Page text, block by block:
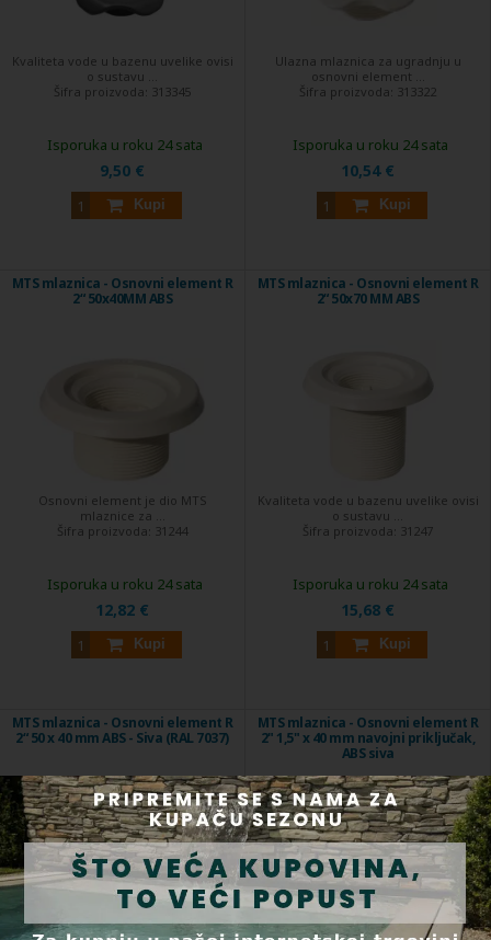
Kvaliteta vode u bazenu uvelike ovisi
o sustavu ...
Šifra proizvoda: 313345
9,50 €
Kupi
Isporuka u roku 24 sata
Ulazna mlaznica za ugradnju u
osnovni element ...
Šifra proizvoda: 313322
10,54 €
Kupi
Isporuka u roku 24 sata
MTS mlaznica - Osnovni element R
2“ 50x40MM ABS
Osnovni element je dio MTS
mlaznice za ...
Šifra proizvoda: 31244
12,82 €
Kupi
Isporuka u roku 24 sata
MTS mlaznica - Osnovni element R
2“ 50x70 MM ABS
Kvaliteta vode u bazenu uvelike ovisi
o sustavu ...
Šifra proizvoda: 31247
15,68 €
Kupi
Isporuka u roku 24 sata
MTS mlaznica - Osnovni element R
2“ 50 x 40 mm ABS - Siva (RAL 7037)
MTS mlaznica - Osnovni element R
2" 1,5" x 40 mm navojni priključak,
ABS siva